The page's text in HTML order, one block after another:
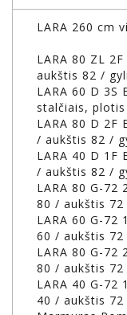
LARA 260 cm
LARA 80 ZL
aukštis 82 /
LARA 60 D 3S
stalčiais,
LARA 80 D 2F
/ aukštis 82 /
LARA 40 D 1F
/ aukštis 82 /
LARA 80 G-72
80 / aukštis
LARA 60 G-72
60 / aukštis
LARA 80 G-72
80 / aukštis
LARA 40 G-72
40 / aukštis